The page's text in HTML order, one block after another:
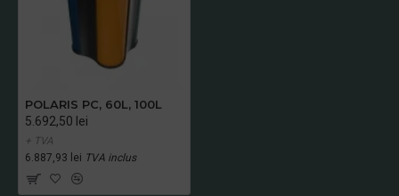
POLARIS PC, 60L, 100L
5.692,50 lei
+ TVA
6.887,93 lei TVA inclus